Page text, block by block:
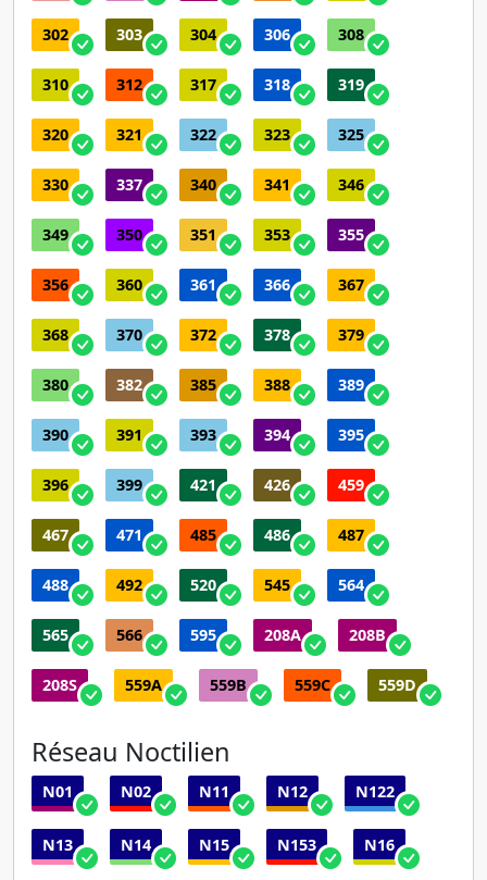
302 303 304 306 308
310 312 317 318 319
320 321 322 323 325
330 337 340 341 346
349 350 351 353 355
356 360 361 366 367
368 370 372 378 379
380 382 385 388 389
390 391 393 394 395
396 399 421 426 459
467 471 485 486 487
488 492 520 545 564
565 566 595 208A 208B
208S 559A 559B 559C 559D
Réseau Noctilien
N01 N02 N11 N12 N122
N13 N14 N15 N153 N16